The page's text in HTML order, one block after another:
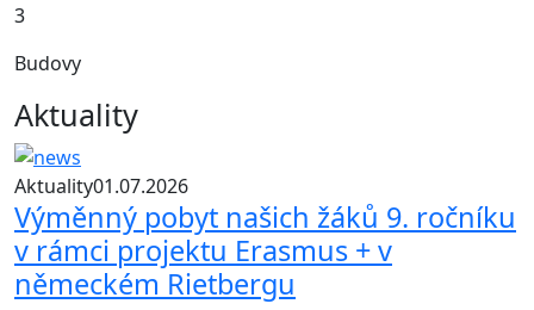
3
Budovy
Aktuality
Aktuality01.07.2026
Výměnný pobyt našich žáků 9. ročníku
v rámci projektu Erasmus + v
německém Rietbergu